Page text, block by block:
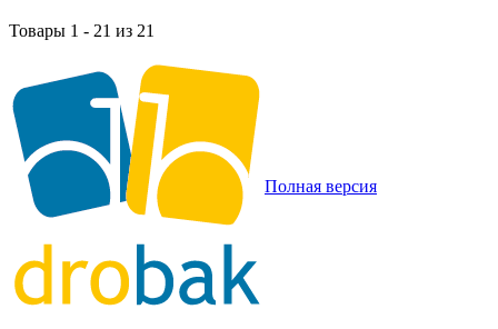
Товары 1 - 21 из 21
Полная версия